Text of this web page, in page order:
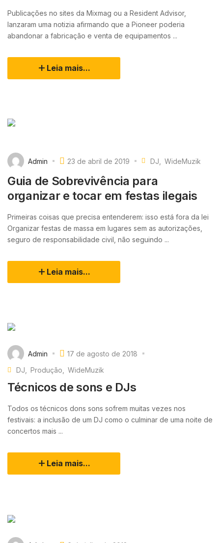
Publicações no sites da Mixmag ou a Resident Advisor,
lanzaram uma notizia afirmando que a Pioneer poderia
abandonar a fabricação e venta de equipamentos ...
Leia mais...
Admin 23 de abril de 2019 DJ WideMuzik
Guia de Sobrevivência para
organizar e tocar em festas ilegais
Primeiras coisas que precisa entenderem: isso está fora da lei
Organizar festas de massa em lugares sem as autorizações,
seguro de responsabilidade civil, não seguindo ...
Leia mais...
Admin
17 de agosto de 2018
DJ
Produção WideMuzik
Técnicos de sons e DJs
Todos os técnicos dons sons sofrem muitas vezes nos
festivais: a inclusão de um DJ como o culminar de uma noite de
concertos mais ...
Leia mais...